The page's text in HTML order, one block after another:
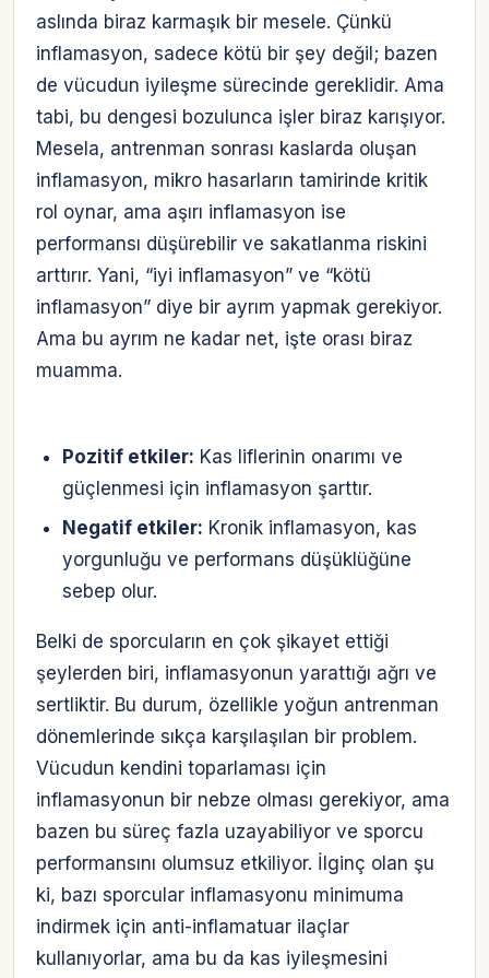
aslında biraz karmaşık bir mesele. Çünkü
inflamasyon, sadece kötü bir şey değil; bazen
de vücudun iyileşme sürecinde gereklidir. Ama
tabi, bu dengesi bozulunca işler biraz karışıyor.
Mesela, antrenman sonrası kaslarda oluşan
inflamasyon, mikro hasarların tamirinde kritik
rol oynar, ama aşırı inflamasyon ise
performansı düşürebilir ve sakatlanma riskini
arttırır. Yani, “iyi inflamasyon” ve “kötü
inflamasyon” diye bir ayrım yapmak gerekiyor.
Ama bu ayrım ne kadar net, işte orası biraz
muamma.
Pozitif etkiler: Kas liflerinin onarımı ve
güçlenmesi için inflamasyon şarttır.
Negatif etkiler: Kronik inflamasyon, kas
yorgunluğu ve performans düşüklüğüne
sebep olur.
Belki de sporcuların en çok şikayet ettiği
şeylerden biri, inflamasyonun yarattığı ağrı ve
sertliktir. Bu durum, özellikle yoğun antrenman
dönemlerinde sıkça karşılaşılan bir problem.
Vücudun kendini toparlaması için
inflamasyonun bir nebze olması gerekiyor, ama
bazen bu süreç fazla uzayabiliyor ve sporcu
performansını olumsuz etkiliyor. İlginç olan şu
ki, bazı sporcular inflamasyonu minimuma
indirmek için anti-inflamatuar ilaçlar
kullanıyorlar, ama bu da kas iyileşmesini